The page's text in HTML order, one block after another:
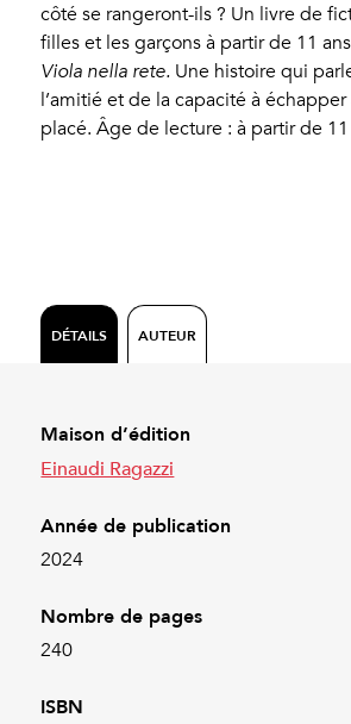
côté se rangeront-ils ? Un livre de
filles et les garçons à partir de 11
Viola nella rete. Une histoire qui
l’amitié et de la capacité à
placé. Âge de lecture : à partir de 11
DÉTAILS AUTEUR
Maison d’édition
Einaudi Ragazzi
Année de publication
2024
Nombre de pages
240
ISBN